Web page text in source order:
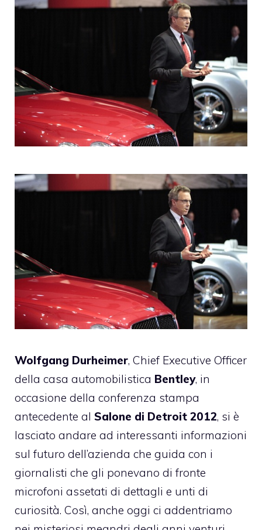
Wolfgang Durheimer, Chief Executive Officer
della casa automobilistica Bentley, in
occasione della conferenza stampa
antecedente al Salone di Detroit 2012, si è
lasciato andare ad interessanti informazioni
sul futuro dell’azienda che guida con i
giornalisti che gli ponevano di fronte
microfoni assetati di dettagli e unti di
curiosità. Così, anche oggi ci addentriamo